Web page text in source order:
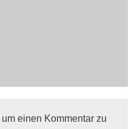
einen Kommentar zu